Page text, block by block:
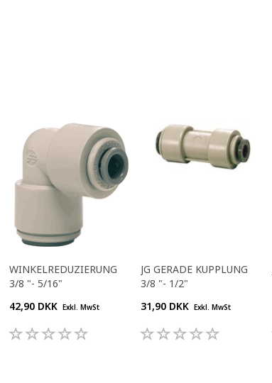
WINKELREDUZIERUNG
3/8 "- 5/16"
42,90 DKK Exkl. MwSt
JG GERADE KUPPLUNG
3/8 "- 1/2"
31,90 DKK Exkl. MwSt